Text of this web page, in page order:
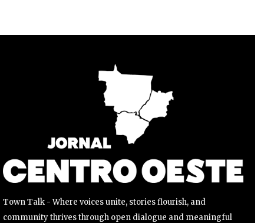
INSCREVER
Li e aceito aPolítica de Privacidade
Town Talk - Where voices unite, stories flourish, and
community thrives through open dialogue and meaningful